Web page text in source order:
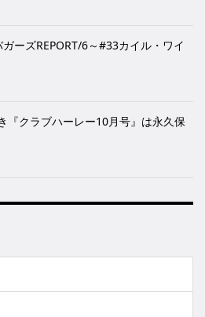
ーズREPORT/6～#33カイル・ワイ
クラブハーレー10月号』は永久保